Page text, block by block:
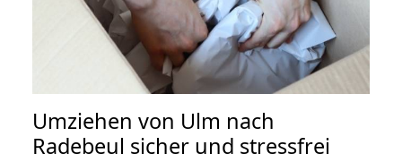
Umziehen von Ulm nach
Radebeul sicher und stressfrei